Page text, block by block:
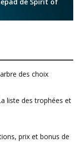
des choix
liste des trophées et
prix et bonus de